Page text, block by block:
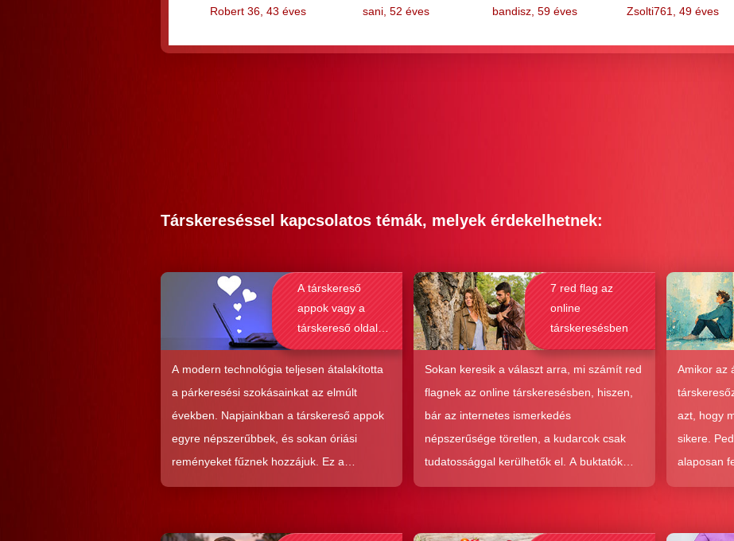
Robert 36, 43 éves sani, 52 éves bandisz, 59 éves Zsolti761, 49 éves
Társkereséssel kapcsolatos témák, melyek érdekelhetnek:
A társkereső
appok vagy a
társkereső oldalak
alkalmasabbak a
komoly kapcsolat
kialakításához?
A modern technológia teljesen átalakította
a párkeresési szokásainkat az elmúlt
években. Napjainkban a társkereső appok
egyre népszerűbbek, és sokan óriási
reményeket fűznek hozzájuk. Ez a
közkedveltség egyáltalán nem véletlen,
nagyon könnyen és gyorsan lehet sikereket
7 red flag az
online
társkeresésben
Sokan keresik a választ arra, mi számít red
flagnek az online társkeresésben, hiszen,
bár az internetes ismerkedés
népszerűsége töretlen, a kudarcok csak
tudatossággal kerülhetők el. A buktatók
ellenére ez a társkeresési forma joggal
hatékonyság, amit ad, nehezen
Amikor az
azt, hogy
sikere.
alaposan
kudarctól